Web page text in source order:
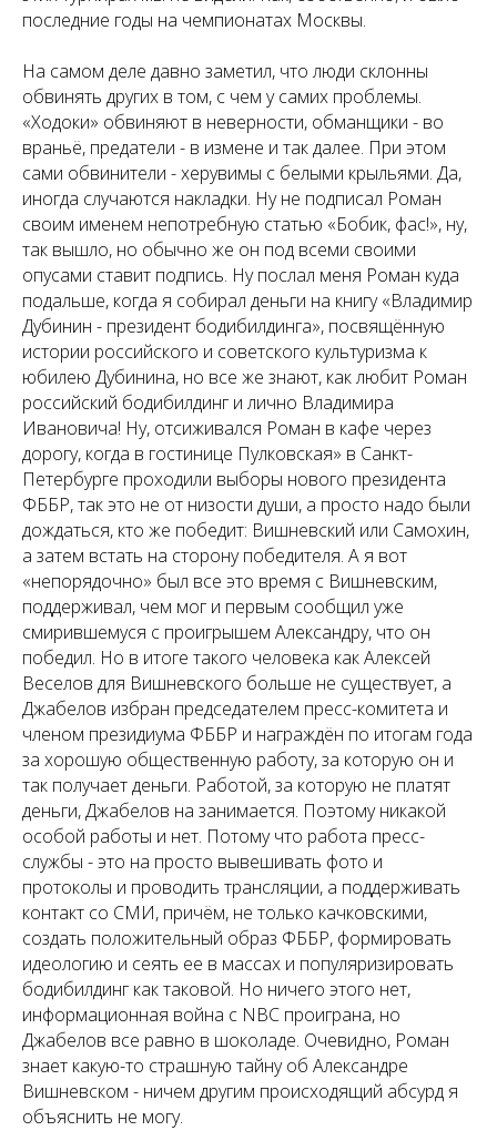
последние годы на чемпионатах Москвы.
На самом деле давно заметил, что люди склонны
обвинять других в том, с чем у самих проблемы.
«Ходоки» обвиняют в неверности, обманщики - во
враньё, предатели - в измене и так далее. При этом
сами обвинители - херувимы с белыми крыльями. Да,
иногда случаются накладки. Ну не подписал Роман
своим именем непотребную статью «Бобик, фас!», ну,
так вышло, но обычно же он под всеми своими
опусами ставит подпись. Ну послал меня Роман куда
подальше, когда я собирал деньги на книгу «Владимир
Дубинин - президент бодибилдинга», посвящённую
истории российского и советского культуризма к
юбилею Дубинина, но все же знают, как любит Роман
российский бодибилдинг и лично Владимира
Ивановича! Ну, отсиживался Роман в кафе через
дорогу, когда в гостинице Пулковская» в Санкт-
Петербурге проходили выборы нового президента
ФББР, так это не от низости души, а просто надо были
дождаться, кто же победит: Вишневский или Самохин,
а затем встать на сторону победителя. А я вот
«непорядочно» был все это время с Вишневским,
поддерживал, чем мог и первым сообщил уже
смирившемуся с проигрышем Александру, что он
победил. Но в итоге такого человека как Алексей
Веселов для Вишневского больше не существует, а
Джабелов избран председателем пресс-комитета и
членом президиума ФББР и награждён по итогам года
за хорошую общественную работу, за которую он и
так получает деньги. Работой, за которую не платят
деньги, Джабелов на занимается. Поэтому никакой
особой работы и нет. Потому что работа пресс-
службы - это на просто вывешивать фото и
протоколы и проводить трансляции, а поддерживать
контакт со СМИ, причём, не только качковскими,
создать положительный образ ФББР, формировать
идеологию и сеять ее в массах и популяризировать
бодибилдинг как таковой. Но ничего этого нет,
информационная война с NBC проиграна, но
Джабелов все равно в шоколаде. Очевидно, Роман
знает какую-то страшную тайну об Александре
Вишневском - ничем другим происходящий абсурд я
объяснить не могу.